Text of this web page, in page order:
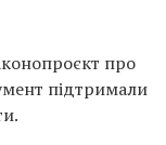
про
підтримали